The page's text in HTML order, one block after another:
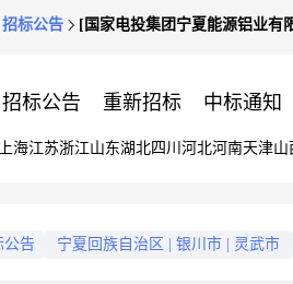
标公告 [国家电投集团宁夏能源铝业有
招标公告 重新招标 中标通知
上海江苏浙江山东湖北四川 河北河南天津山
公告 宁夏回族自治区 银川市 灵武市